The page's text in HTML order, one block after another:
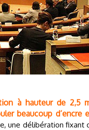
à hauteur de 2,5
beaucoup d’encre
une délibération fixant